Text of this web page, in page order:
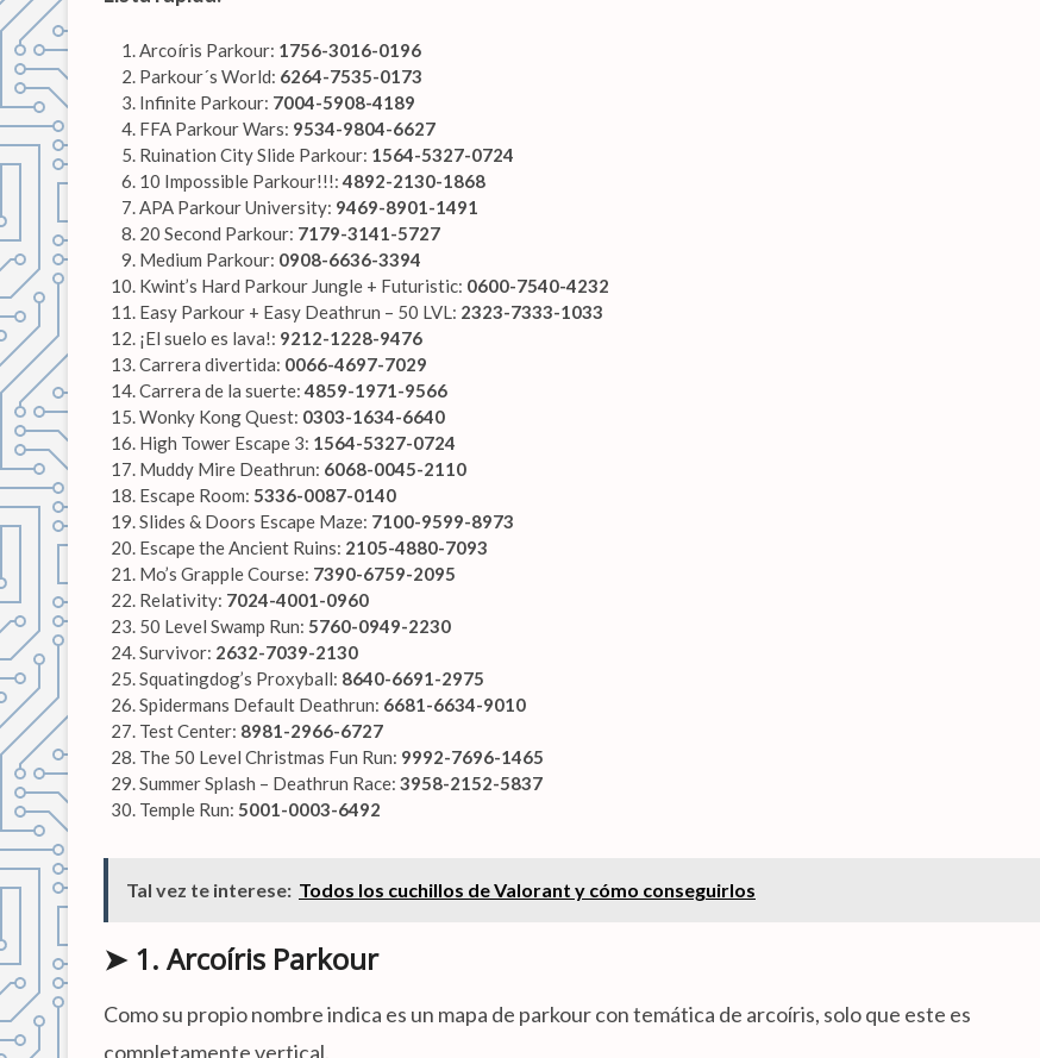
Arcoíris Parkour: 1756-3016-0196
Parkour´s World: 6264-7535-0173
Infinite Parkour: 7004-5908-4189
FFA Parkour Wars: 9534-9804-6627
Ruination City Slide Parkour: 1564-5327-0724
10 Impossible Parkour!!!:4892-2130-1868
APA Parkour University: 9469-8901-1491
20 Second Parkour: 7179-3141-5727
Medium Parkour: 0908-6636-3394
Kwint’s Hard Parkour Jungle + Futuristic: 0600-7540-4232
Easy Parkour + Easy Deathrun – 50 LVL: 2323-7333-1033
¡El suelo es lava!: 9212-1228-9476
Carrera divertida: 0066-4697-7029
Carrera de la suerte:4859-1971-9566
Wonky Kong Quest: 0303-1634-6640
High Tower Escape 3: 1564-5327-0724
Muddy Mire Deathrun: 6068-0045-2110
Escape Room: 5336-0087-0140
Slides & Doors Escape Maze: 7100-9599-8973
Escape the Ancient Ruins: 2105-4880-7093
Mo’s Grapple Course: 7390-6759-2095
Relativity: 7024-4001-0960
50 Level Swamp Run: 5760-0949-2230
Survivor: 2632-7039-2130
Squatingdog’s Proxyball: 8640-6691-2975
Spidermans Default Deathrun: 6681-6634-9010
Test Center: 8981-2966-6727
The 50 Level Christmas Fun Run: 9992-7696-1465
Summer Splash – Deathrun Race: 3958-2152-5837
Temple Run: 5001-0003-6492
Tal vez te interese: Todos los cuchillos de Valorant y cómo conseguirlos
➤ 1. Arcoíris Parkour
Como su propio nombre indica es un mapa de parkour con temática de arcoíris, solo que este es
completamente vertical.